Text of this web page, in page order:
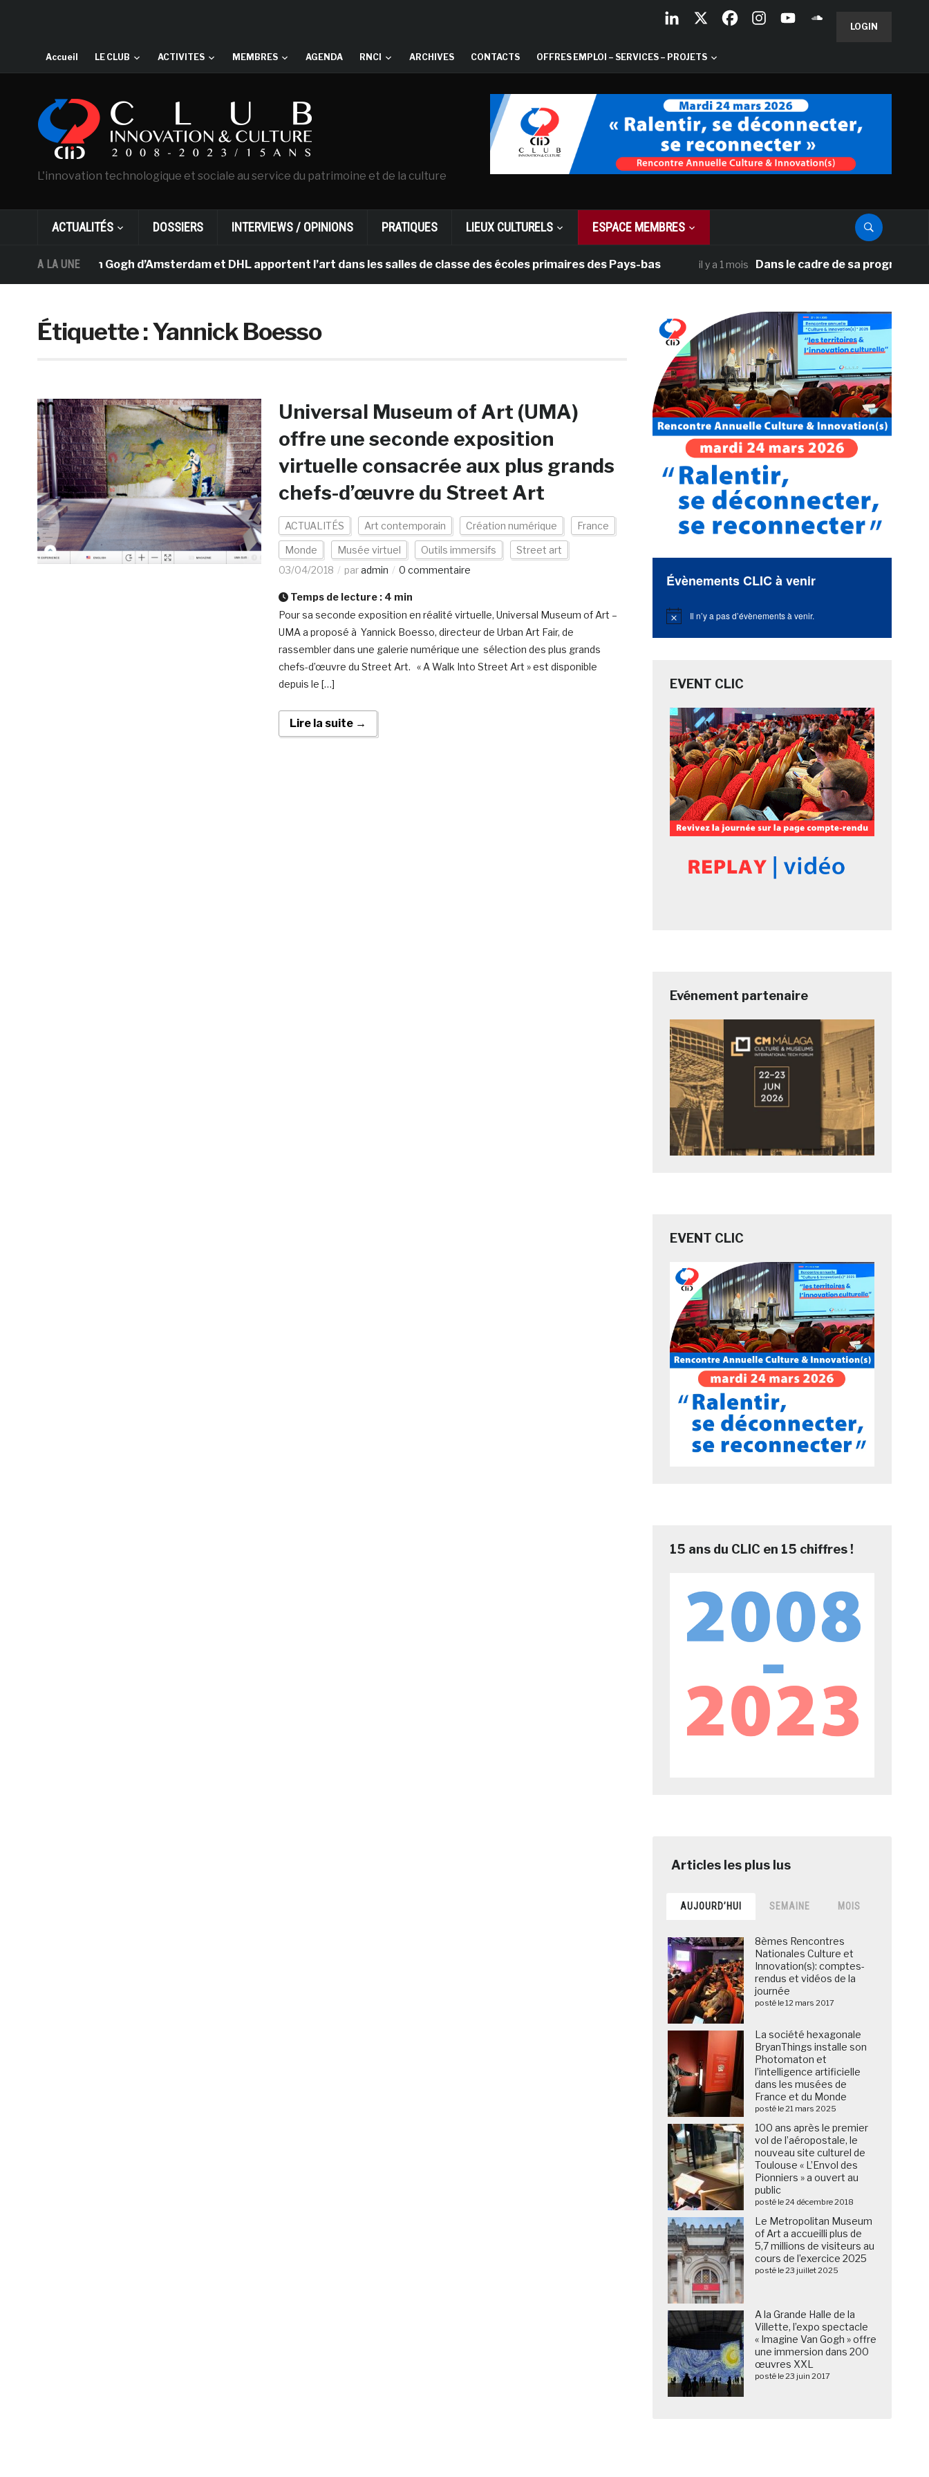
LOGIN
Accueil LE CLUB ACTIVITES MEMBRES AGENDA RNCI ARCHIVES CONTACTS OFFRES EMPLOI – SERVICES – PROJETS
L'innovation technologique et sociale au service du patrimoine et de la culture
ACTUALITÉS DOSSIERS INTERVIEWS / OPINIONS PRATIQUES LIEUX CULTURELS ESPACE MEMBRES
A LA UNE
musée Van Gogh d’Amsterdam et DHL apportent l’art dans les salles de classe des écoles primaires des Pays-bas il y a 1 mois Dans le cadre de sa programmation
Étiquette :Yannick Boesso
Universal Museum of Art (UMA)
offre une seconde exposition
virtuelle consacrée aux plus grands
chefs-d’œuvre du Street Art
ACTUALITÉS Art contemporain Création numérique France
Monde Musée virtuel Outils immersifs
Street art
03/04/2018
paradmin 0 commentaire
Temps de lecture : 4 min
Pour sa seconde exposition en réalité virtuelle, Universal Museum of Art –
UMA a proposé à Yannick Boesso, directeur de Urban Art Fair, de
rassembler dans une galerie numérique une sélection des plus grands
chefs-d’œuvre du Street Art. « A Walk Into Street Art » est disponible
depuis le […]
Lire la suite →
Évènements CLIC à venir
Notice Il n’y a pas d’évènements à venir.
EVENT CLIC
Evénement partenaire
EVENT CLIC
15 ans du CLIC en 15 chiffres !
AUJOURD’HUI SEMAINE MOIS
8èmes Rencontres
Nationales Culture et
Innovation(s): comptes-
rendus et vidéos de la
journée
posté le 12 mars 2017
La société hexagonale
BryanThings installe son
Photomaton et
l’intelligence artificielle
dans les musées de
France et du Monde
posté le 21 mars 2025
100 ans après le premier
vol de l’aéropostale, le
nouveau site culturel de
Toulouse « L’Envol des
Pionniers » a ouvert au
public
posté le 24 décembre 2018
Le Metropolitan Museum
of Art a accueilli plus de
5,7 millions de visiteurs au
cours de l’exercice 2025
posté le 23 juillet 2025
A la Grande Halle de la
Villette, l’expo spectacle
« Imagine Van Gogh » offre
une immersion dans 200
œuvres XXL
posté le 23 juin 2017